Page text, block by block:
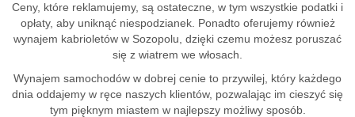
Ceny, które reklamujemy, są ostateczne, w tym wszystkie podatki i
opłaty, aby uniknąć niespodzianek. Ponadto oferujemy również
wynajem kabrioletów w Sozopolu, dzięki czemu możesz poruszać
się z wiatrem we włosach.
Wynajem samochodów w dobrej cenie to przywilej, który każdego
dnia oddajemy w ręce naszych klientów, pozwalając im cieszyć się
tym pięknym miastem w najlepszy możliwy sposób.